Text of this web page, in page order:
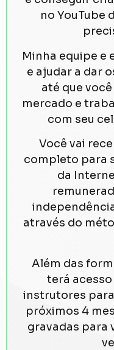
no YouTube
Minha equipe e
e ajudar a dar
até que
mercado e
com seu
Você vai
completo para
da
através do
Além das
terá
instrutores
próximos 4
gravadas para